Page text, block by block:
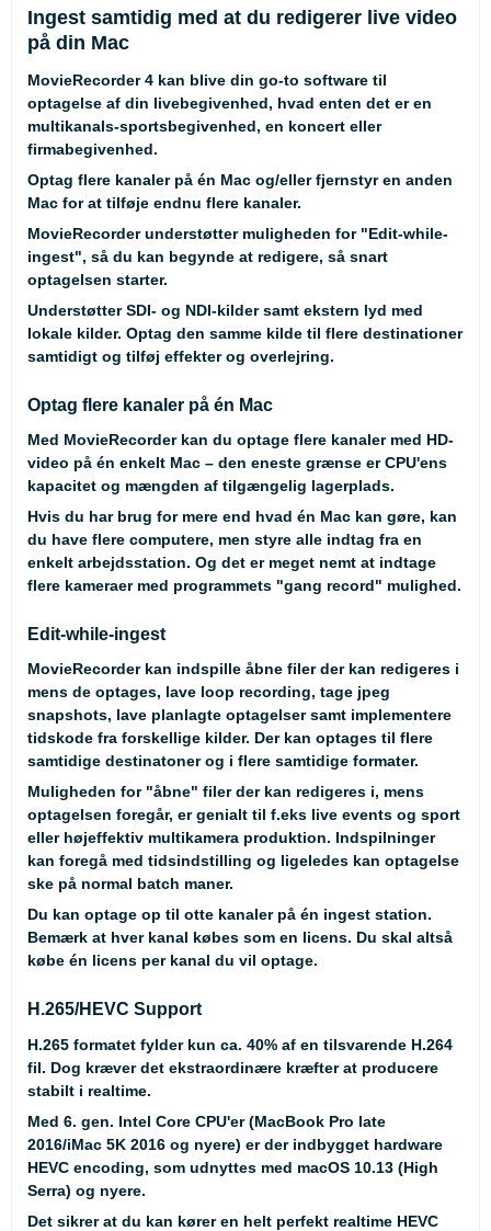
Ingest samtidig med at du redigerer live video
på din Mac
MovieRecorder 4 kan blive din go-to software til
optagelse af din livebegivenhed, hvad enten det er en
multikanals-sportsbegivenhed, en koncert eller
firmabegivenhed.
Optag flere kanaler på én Mac og/eller fjernstyr en anden
Mac for at tilføje endnu flere kanaler.
MovieRecorder understøtter muligheden for "Edit-while-
ingest", så du kan begynde at redigere, så snart
optagelsen starter.
Understøtter SDI- og NDI-kilder samt ekstern lyd med
lokale kilder. Optag den samme kilde til flere destinationer
samtidigt og tilføj effekter og overlejring.
Optag flere kanaler på én Mac
Med MovieRecorder kan du optage flere kanaler med HD-
video på én enkelt Mac – den eneste grænse er CPU'ens
kapacitet og mængden af tilgængelig lagerplads.
Hvis du har brug for mere end hvad én Mac kan gøre, kan
du have flere computere, men styre alle indtag fra en
enkelt arbejdsstation. Og det er meget nemt at indtage
flere kameraer med programmets "gang record" mulighed.
Edit-while-ingest
MovieRecorder kan indspille åbne filer der kan redigeres i
mens de optages, lave loop recording, tage jpeg
snapshots, lave planlagte optagelser samt implementere
tidskode fra forskellige kilder. Der kan optages til flere
samtidige destinatoner og i flere samtidige formater.
Muligheden for "åbne" filer der kan redigeres i, mens
optagelsen foregår, er genialt til f.eks live events og sport
eller højeffektiv multikamera produktion. Indspilninger
kan foregå med tidsindstilling og ligeledes kan optagelse
ske på normal batch maner.
Du kan optage op til otte kanaler på én ingest station.
Bemærk at hver kanal købes som en licens. Du skal altså
købe én licens per kanal du vil optage.
H.265/HEVC Support
H.265 formatet fylder kun ca. 40% af en tilsvarende H.264
fil. Dog kræver det ekstraordinære kræfter at producere
stabilt i realtime.
Med 6. gen. Intel Core CPU'er (MacBook Pro late
2016/iMac 5K 2016 og nyere) er der indbygget hardware
HEVC encoding, som udnyttes med macOS 10.13 (High
Serra) og nyere.
Det sikrer at du kan kører en helt perfekt realtime HEVC